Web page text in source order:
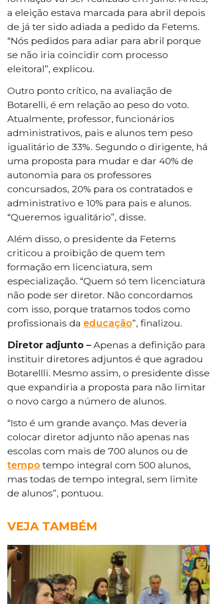
formação vai ser realizado em julho. Antes,
a eleição estava marcada para abril depois
de já ter sido adiada a pedido da Fetems.
“Nós pedidos para adiar para abril porque
se não iria coincidir com processo
eleitoral”, explicou.
Outro ponto crítico, na avaliação de
Botarelli, é em relação ao peso do voto.
Atualmente, professor, funcionários
administrativos, pais e alunos tem peso
igualitário de 33%. Segundo o dirigente, há
uma proposta para mudar e dar 40% de
autonomia para os professores
concursados, 20% para os contratados e
administrativo e 10% para pais e alunos.
“Queremos igualitário”, disse.
Além disso, o presidente da Fetems
criticou a proibição de quem tem
formação em licenciatura, sem
especialização. “Quem só tem licenciatura
não pode ser diretor. Não concordamos
com isso, porque tratamos todos como
profissionais da educação ”, finalizou.
Diretor adjunto –
Apenas a definição para
instituir diretores adjuntos é que agradou
Botarellli. Mesmo assim, o presidente disse
que expandiria a proposta para não limitar
o novo cargo a número de alunos.
“Isto é um grande avanço. Mas deveria
colocar diretor adjunto não apenas nas
escolas com mais de 700 alunos ou de
tempo tempo integral com 500 alunos,
mas todas de tempo integral, sem limite
de alunos”, pontuou.
VEJA TAMBÉM